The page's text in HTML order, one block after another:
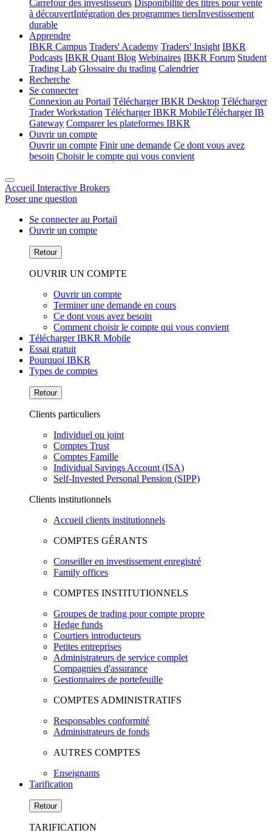
Carrefour des investisseurs Disponibilité des titres pour vente
à découvertIntégration des programmes tiersInvestissement
durable
Apprendre
IBKR Campus Traders' Academy Traders' Insight IBKR
Podcasts IBKR Quant Blog Webinaires IBKR Forum Student
Trading Lab Glossaire du trading Calendrier
Recherche
Se connecter
Connexion au Portail Télécharger IBKR Desktop Télécharger
Trader Workstation Télécharger IBKR MobileTélécharger IB
Gateway Comparer les plateformes IBKR
Ouvrir un compte
Ouvrir un compte Finir une demande Ce dont vous avez
besoin Choisir le compte qui vous convient
Accueil Interactive Brokers
Poser une question
Se connecter au Portail
Ouvrir un compte
Retour
OUVRIR UN COMPTE
Ouvrir un compte
Terminer une demande en cours
Ce dont vous avez besoin
Comment choisir le compte qui vous convient
Télécharger IBKR Mobile
Essai gratuit
Pourquoi IBKR
Types de comptes
Retour
Clients particuliers
Individuel ou joint
Comptes Trust
Comptes Famille
Individual Savings Account (ISA)
Self-Invested Personal Pension (SIPP)
Clients institutionnels
Accueil clients institutionnels
COMPTES GÉRANTS
Conseiller en investissement enregistré
Family offices
COMPTES INSTITUTIONNELS
Groupes de trading pour compte propre
Hedge funds
Courtiers introducteurs
Petites entreprises
Administrateurs de service complet
Compagnies d'assurance
Gestionnaires de portefeuille
COMPTES ADMINISTRATIFS
Responsables conformité
Administrateurs de fonds
AUTRES COMPTES
Enseignants
Tarification
Retour
TARIFICATION